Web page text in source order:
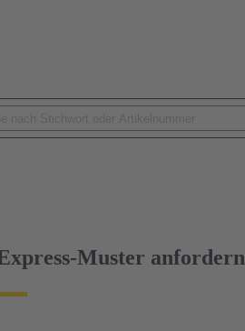
Muster anfordern